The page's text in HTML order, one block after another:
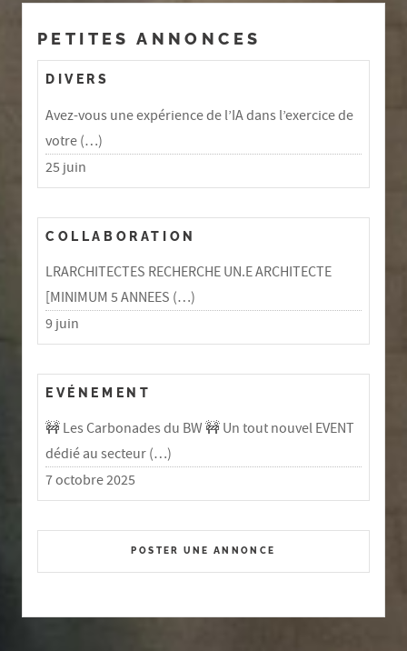
PETITES ANNONCES
DIVERS
Avez-vous une expérience de l’IA dans l’exercice de
votre (…)
25 juin
COLLABORATION
LRARCHITECTES RECHERCHE UN.E ARCHITECTE
[MINIMUM 5 ANNEES (…)
9 juin
EVÉNEMENT
🚧 Les Carbonades du BW 🚧 Un tout nouvel EVENT
dédié au secteur (…)
7 octobre 2025
POSTER UNE ANNONCE